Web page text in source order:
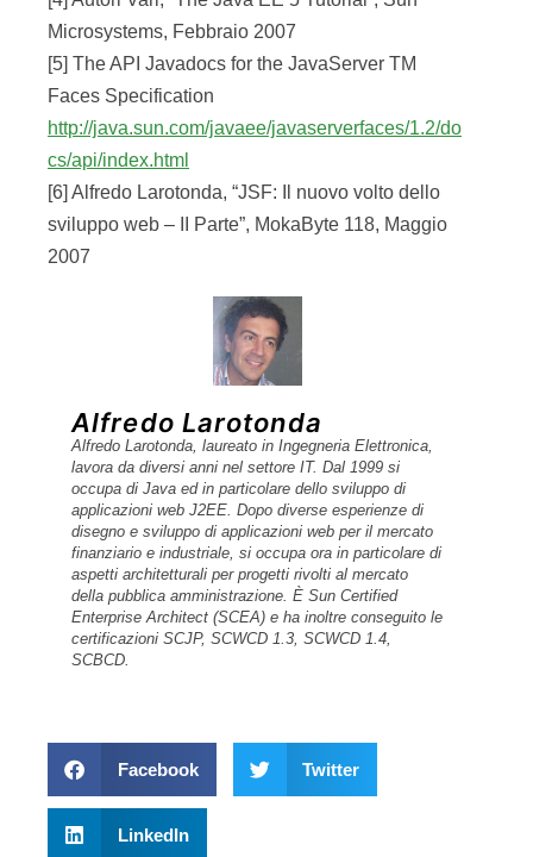
Microsystems, Febbraio 2007
[5] The API Javadocs for the JavaServer TM
Faces Specification
http://java.sun.com/javaee/javaserverfaces/1.2/do
cs/api/index.html
[6] Alfredo Larotonda, “JSF: Il nuovo volto dello
sviluppo web – II Parte”, MokaByte 118, Maggio
2007
Alfredo Larotonda
Alfredo Larotonda, laureato in Ingegneria Elettronica,
lavora da diversi anni nel settore IT. Dal 1999 si
occupa di Java ed in particolare dello sviluppo di
applicazioni web J2EE. Dopo diverse esperienze di
disegno e sviluppo di applicazioni web per il mercato
finanziario e industriale, si occupa ora in particolare di
aspetti architetturali per progetti rivolti al mercato
della pubblica amministrazione. È Sun Certified
Enterprise Architect (SCEA) e ha inoltre conseguito le
certificazioni SCJP, SCWCD 1.3, SCWCD 1.4,
SCBCD.
Facebook Twitter
LinkedIn